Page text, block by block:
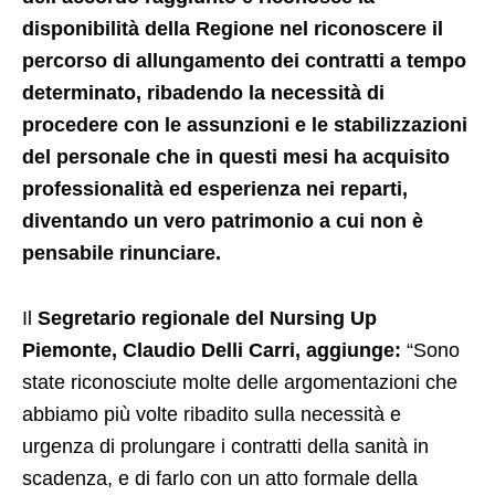
disponibilità della Regione nel riconoscere il
percorso di allungamento dei contratti a tempo
determinato, ribadendo la necessità di
procedere con le assunzioni e le stabilizzazioni
del personale che in questi mesi ha acquisito
professionalità ed esperienza nei reparti,
diventando un vero patrimonio a cui non è
pensabile rinunciare.
Il Segretario regionale del Nursing Up
Piemonte, Claudio Delli Carri, aggiunge: “Sono
state riconosciute molte delle argomentazioni che
abbiamo più volte ribadito sulla necessità e
urgenza di prolungare i contratti della sanità in
scadenza, e di farlo con un atto formale della